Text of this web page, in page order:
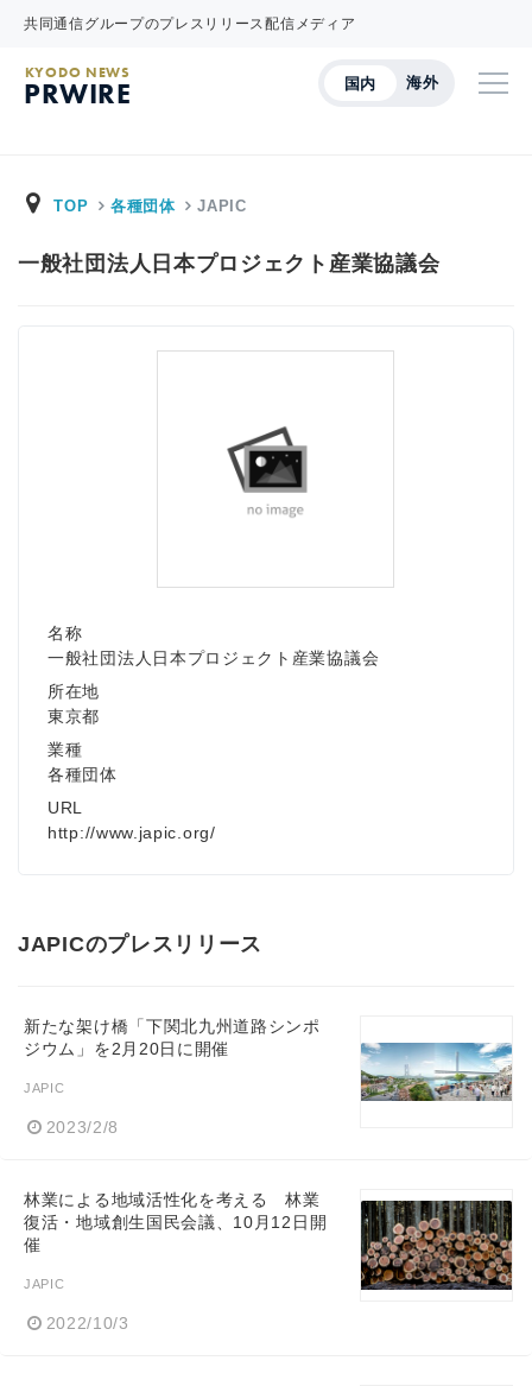
共同通信グループのプレスリリース配信メディア
国内 海外
KYODO NEWS
PRWIRE
TOP 各種団体 JAPIC
一般社団法人日本プロジェクト産業協議会
名称
一般社団法人日本プロジェクト産業協議会
所在地
東京都
業種
各種団体
URL
http://www.japic.org/
JAPICのプレスリリース
新たな架け橋「下関北九州道路シンポ
ジウム」を2月20日に開催
JAPIC
2023/2/8
林業による地域活性化を考える 林業
復活・地域創生国民会議、10月12日開
催
JAPIC
2022/10/3